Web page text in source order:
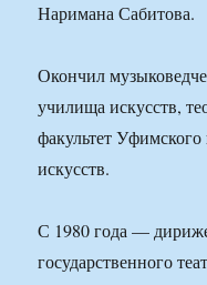
Наримана Сабитова.
Окончил
училища искусств,
факультет Уфимского
искусств.
С 1980 года —
государственного